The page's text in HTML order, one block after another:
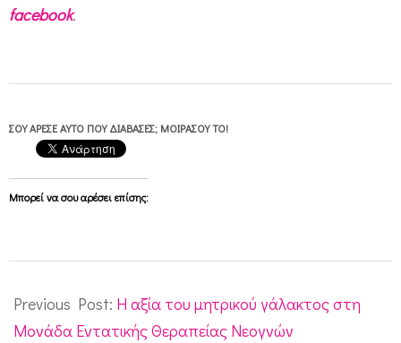
facebook.
ΣΟΥ ΆΡΕΣΕ ΑΥΤΌ ΠΟΥ ΔΙΆΒΑΣΕΣ; ΜΟΙΡΆΣΟΥ ΤΟ!
Μπορεί να σου αρέσει επίσης:
03-
20
Previous Post: Η αξία του μητρικού γάλακτος στη
Μονάδα Εντατικής Θεραπείας Νεογνών